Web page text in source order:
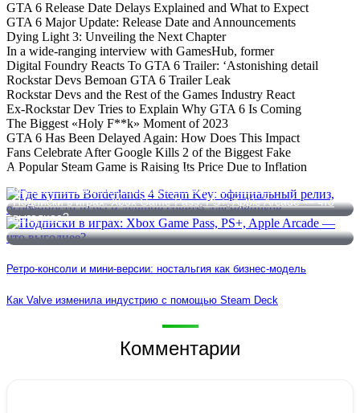
GTA 6 Release Date Delays Explained and What to Expect
GTA 6 Major Update: Release Date and Announcements
Dying Light 3: Unveiling the Next Chapter
In a wide-ranging interview with GamesHub, former
Digital Foundry Reacts To GTA 6 Trailer: ‘Astonishing detail
Rockstar Devs Bemoan GTA 6 Trailer Leak
Rockstar Devs and the Rest of the Games Industry React
Ex-Rockstar Dev Tries to Explain Why GTA 6 Is Coming
The Biggest «Holy F**k» Moment of 2023
GTA 6 Has Been Delayed Again: How Does This Impact
Fans Celebrate After Google Kills 2 of the Biggest Fake
A Popular Steam Game is Raising Its Price Due to Inflation
Где купить Borderlands 4 Steam Key: официальный релиз,
особенности игры и лучшие советы для новичков
Подписки в играх: Xbox Game Pass, PS+, Apple Arcade — что
выгоднее?
Ретро-консоли и мини-версии: ностальгия как бизнес-модель
Как Valve изменила индустрию с помощью Steam Deck
Комментарии